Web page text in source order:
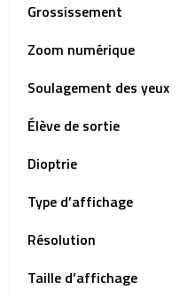
Grossissement
Zoom numérique
Soulagement des yeux
Élève de sortie
Dioptrie
Type d’affichage
Résolution
Taille d’affichage